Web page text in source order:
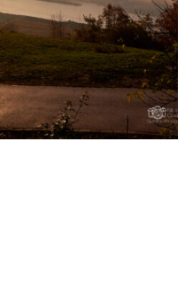
am Niederwalddenkmal